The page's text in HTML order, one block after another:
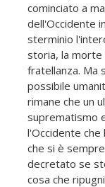
cominciato a
dell'Occidente
sterminio
storia, la morte
fratellanza. Ma
possibile
rimane che un
suprematismo
l'Occidente che
che si è
decretato se
cosa che